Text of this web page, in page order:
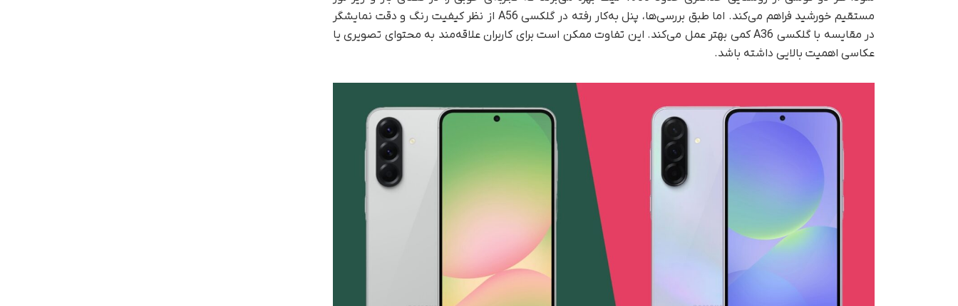
مستقیم خورشید فراهم می‌کند. اما طبق بررسی‌ها، پنل به‌کار رفته در گلکسی A56 از نظر کیفیت رنگ و دقت نمایشگر
در مقایسه با گلکسی A36 کمی بهتر عمل می‌کند. این تفاوت ممکن است برای کاربران علاقه‌مند به محتوای تصویری یا
عکاسی اهمیت بالایی داشته باشد.